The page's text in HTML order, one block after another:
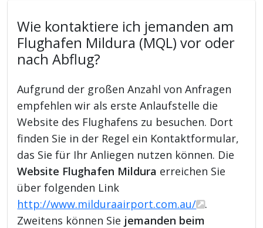
Wie kontaktiere ich jemanden am
Flughafen Mildura (MQL) vor oder
nach Abflug?
Aufgrund der großen Anzahl von Anfragen
empfehlen wir als erste Anlaufstelle die
Website des Flughafens zu besuchen. Dort
finden Sie in der Regel ein Kontaktformular,
das Sie für Ihr Anliegen nutzen können. Die
Website Flughafen Mildura erreichen Sie
über folgenden Link
http://www.milduraairport.com.au/
.
Zweitens können Sie jemanden beim